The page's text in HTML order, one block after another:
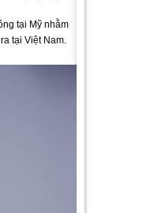
tại Mỹ nhằm
tại Việt Nam.